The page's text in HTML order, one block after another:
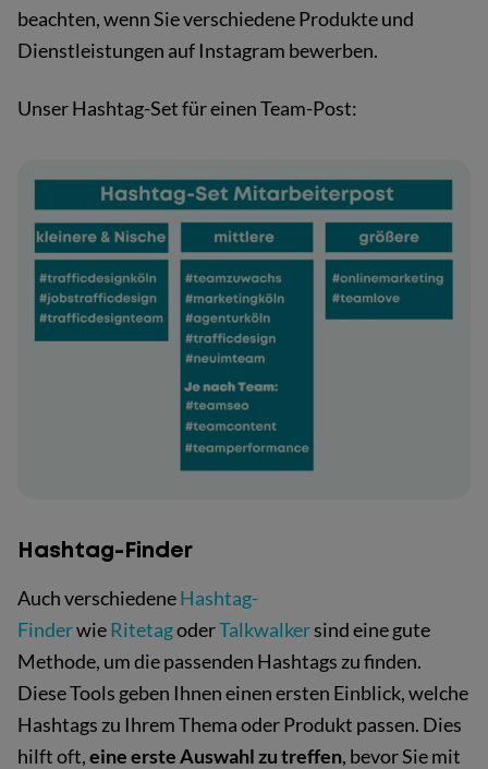
beachten, wenn Sie verschiedene Produkte und
Dienstleistungen auf Instagram bewerben.
Unser Hashtag-Set für einen Team-Post:
Hashtag-Finder
Auch verschiedeneHashtag-
FinderwieRitetagoderTalkwalkersind eine gute
Methode, um die passenden Hashtags zu finden.
Diese Tools geben Ihnen einen ersten Einblick, welche
Hashtags zu Ihrem Thema oder Produkt passen. Dies
hilft oft,eine erste Auswahl zu treffen, bevor Sie mit